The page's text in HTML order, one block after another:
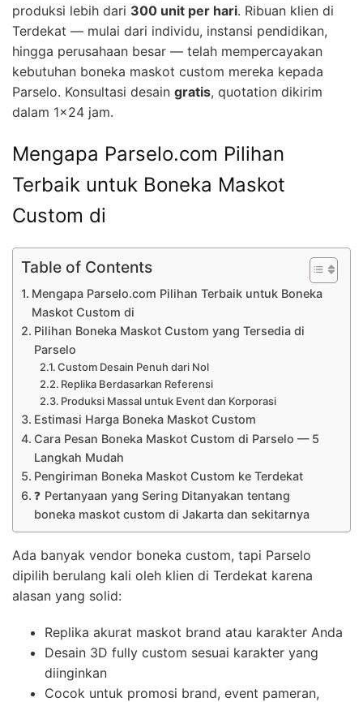
produksi lebih dari 300 unit per hari. Ribuan klien di
Terdekat — mulai dari individu, instansi pendidikan,
hingga perusahaan besar — telah mempercayakan
kebutuhan boneka maskot custom mereka kepada
Parselo. Konsultasi desain gratis, quotation dikirim
dalam 1×24 jam.
Mengapa Parselo.com Pilihan
Terbaik untuk Boneka Maskot
Custom di
Table of Contents
Mengapa Parselo.com Pilihan Terbaik untuk Boneka
Maskot Custom di
Pilihan Boneka Maskot Custom yang Tersedia di
Parselo
Custom Desain Penuh dari Nol
Replika Berdasarkan Referensi
Produksi Massal untuk Event dan Korporasi
Estimasi Harga Boneka Maskot Custom
Cara Pesan Boneka Maskot Custom di Parselo — 5
Langkah Mudah
Pengiriman Boneka Maskot Custom ke Terdekat
❓ Pertanyaan yang Sering Ditanyakan tentang
boneka maskot custom di Jakarta dan sekitarnya
Ada banyak vendor boneka custom, tapi Parselo
dipilih berulang kali oleh klien di Terdekat karena
alasan yang solid:
Replika akurat maskot brand atau karakter Anda
Desain 3D fully custom sesuai karakter yang
diinginkan
Cocok untuk promosi brand, event pameran,